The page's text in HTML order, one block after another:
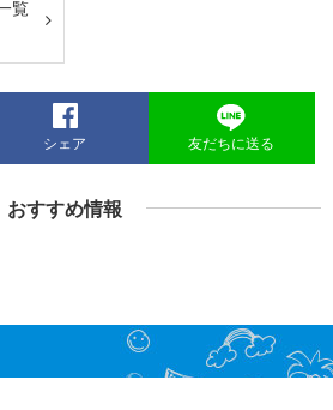
覧
シェア 友だちに送る
おすすめ情報